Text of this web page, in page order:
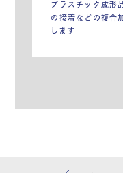
プラスチック成形
の接着などの複合
します